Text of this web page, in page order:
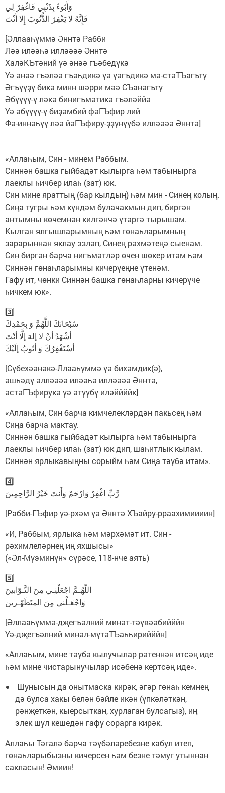
وَأَبُوءُ بِذَنْبِي فَاغْفِرْ لِي
فَإِنَّهُ لا يَغْفِرُ الذُّنُوبَ إِلا أَنْتَ
[Әллааһүммә Әннтә Рабби
Ләә иләәһә илләәәә Әннтә
ХаләКЪтәний үә әнәә гъәбедүкә
Үә әнәә гъәләә гъәһдикә үә үәгъдикә мә-стәТЪагътү
Әгъүүҙү бикә минн шәрри мәә СЪанәгътү
Әбүүүү-ү ләкә бинигъмәтикә гъәләййә
Үә әбүүүү-ү биҙәмбий фәГЪфир лий
Фә-иннәһүү ләә йәГЪфиру-ҙҙүнүүбә илләәәә Әннтә]
«Аллаһым, Син - минем Раббым.
Синнән башка гыйбадәт кылырга һәм табынырга
лаеклы һичбер илаһ (зат) юк.
Син мине яраттың (бар кылдың) һәм мин - Синең колың.
Сиңа тугры һәм күндәм булачакмын дип, биргән
антымны көчемнән килгәнчә үтәргә тырышам.
Кылган ялгышларымның һәм гөнаһларымның
зарарыннан яклау эзләп, Синең рәхмәтеңә сыенам.
Син биргән барча нигъмәтләр өчен шөкер итәм һәм
Синнән гөнаһларымны кичерүеңне үтенәм.
Гафу ит, чөнки Синнән башка гөнаһларны кичерүче
һичкем юк».
3️⃣
سُبْحَانَكَ اللَّهُمَّ وَ بِحَمْدِكَ
أشْهَدُ أنْ لا إلهَ إلَّا أنْتَ
أسْتَغْفِرُكَ وَ أتُوبُ إلَيْكَ
[Сүбехәәнәкә-Ллааһүммә үә бихәмдик(ә),
әшһәдү әлләәәә иләәһә илләәәә Әннтә,
әстәГЪфирукә үә әтүүбү иләййййк]
«Аллаһым, Син барча кимчелекләрдән пакьсең һәм
Сиңа барча мактау.
Синнән башка гыйбадәт кылырга һәм табынырга
лаеклы һичбер илаһ (зат) юк дип, шаһитлык кылам.
Синнән ярлыкавыңны сорыйм һәм Сиңа тәүбә итәм».
4️⃣
رَّبِّ اغْفِرْ وَارْحَمْ وَأَنتَ خَيْرُ الرَّاحِمِينَ
[Рабби-ГЪфир үә-рхәм үә Әннтә ХЪайру-рраахимиииин]
«И, Раббым, ярлыка һәм мәрхәмәт ит. Син -
рәхимлеләрнең иң яхшысы»
(«Әл-Мүэминүн» сүрәсе, 118-нче аять)
5️⃣
اللّهُـمَّ اجْعَلْنِـي مِنَ التَّـوّابينَ
وَاجْعَـلْني مِنَ المتَطَهّـرين
[Әллааһүммә-дҗегъәлний минәт-тәүвәәбийййн
Үә-дҗегъәлний минәл-мүтәТЪаһһирийййн]
«Аллаһым, мине тәүбә кылучылар рәтеннән итсәң иде
һәм мине чистарынучылар исәбенә кертсәң иде».
Шунысын да онытмаска кирәк, әгәр гөнаһ кемнең
дә булса хакы белән бәйле икән (үпкәләткән,
рәнҗеткән, кыерсыткан, хурлаган булсагыз), иң
элек шул кешедән гафу сорарга кирәк.
Аллаһы Тәгалә барча тәүбәләребезне кабул итеп,
гөнаһларыбызны кичерсен һәм безне тәмуг утыннан
сакласын! Әмиин!